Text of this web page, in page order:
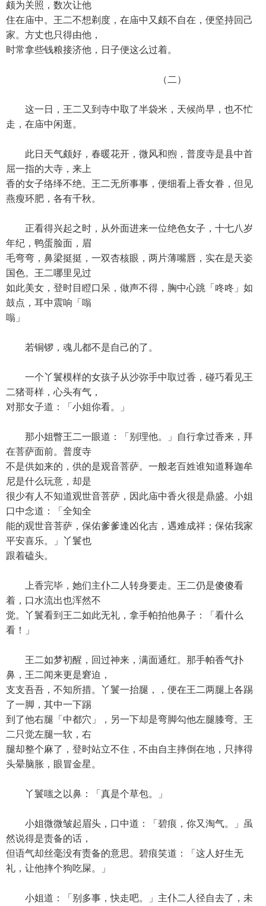
颇为关照，数次让他
住在庙中。王二不想剃度，在庙中又颇不自在，便坚持回己
家。方丈也只得由他，
时常拿些钱粮接济他，日子便这么过着。
（二）
这一日，王二又到寺中取了半袋米，天候尚早，也不忙
走，在庙中闲逛。
此日天气颇好，春暖花开，微风和煦，普度寺是县中首
屈一指的大寺，来上
香的女子络绎不绝。王二无所事事，便细看上香女眷，但见
燕瘦环肥，各有千秋。
正看得兴起之时，从外面进来一位绝色女子，十七八岁
年纪，鸭蛋脸面，眉
毛弯弯，鼻梁挺挺，一双杏核眼，两片薄嘴唇，实在是天姿
国色。王二哪里见过
如此美女，登时目瞪口呆，做声不得，胸中心跳「咚咚」如
鼓点，耳中震响「嗡
嗡」
若铜锣，魂儿都不是自己的了。
一个丫鬟模样的女孩子从沙弥手中取过香，碰巧看见王
二猪哥样，心头有气，
对那女子道：「小姐你看。」
那小姐瞥王二一眼道：「别理他。」自行拿过香来，拜
在菩萨面前。普度寺
不是供如来的，供的是观音菩萨。一般老百姓谁知道释迦牟
尼是什么玩意，却是
很少有人不知道观世音菩萨，因此庙中香火很是鼎盛。小姐
口中念道：「全知全
能的观世音菩萨，保佑爹爹逢凶化吉，遇难成祥；保佑我家
平安喜乐。」丫鬟也
跟着磕头。
上香完毕，她们主仆二人转身要走。王二仍是傻傻看
着，口水流出也浑然不
觉。丫鬟看到王二如此无礼，拿手帕拍他鼻子：「看什么
看！」
王二如梦初醒，回过神来，满面通红。那手帕香气扑
鼻，王二闻来更是窘迫，
支支吾吾，不知所措。丫鬟一抬腿，，便在王二两腿上各踢
了一脚，其中一下踢
到了他右腿「中都穴」，另一下却是弯脚勾他左腿膝弯。王
二只觉左腿一软，右
腿却整个麻了，登时站立不住，不由自主摔倒在地，只摔得
头晕脑胀，眼冒金星。
丫鬟嗤之以鼻：「真是个草包。」
小姐微微皱起眉头，口中道：「碧痕，你又淘气。」虽
然说得是责备的话，
但语气却丝毫没有责备的意思。碧痕笑道：「这人好生无
礼，让他摔个狗吃屎。」
小姐道：「别多事，快走吧。」主仆二人径自去了，未